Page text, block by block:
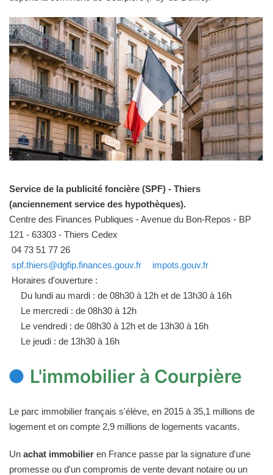
Service de la publicité foncière (SPF) - Thiers
(anciennement service des hypothèques).
Centre des Finances Publiques - Avenue du Bon-Repos - BP
121 - 63303 - Thiers Cedex
04 73 51 77 26
spf.thiers@dgfip.finances.gouv.fr
impots.gouv.fr
Horaires d'ouverture :
Du lundi au mardi : de 08h30 à 12h et de 13h30 à 16h
Le mercredi : de 08h30 à 12h
Le vendredi : de 08h30 à 12h et de 13h30 à 16h
Le jeudi : de 13h30 à 16h
L'immobilier à Courpière
Le parc immobilier français s'élève, en 2015 à 35,1 millions de
logement et on compte 2,9 millions de logements vacants.
Un achat immobilier en France passe par la signature d'une
promesse ou d'un compromis de vente devant notaire ou un